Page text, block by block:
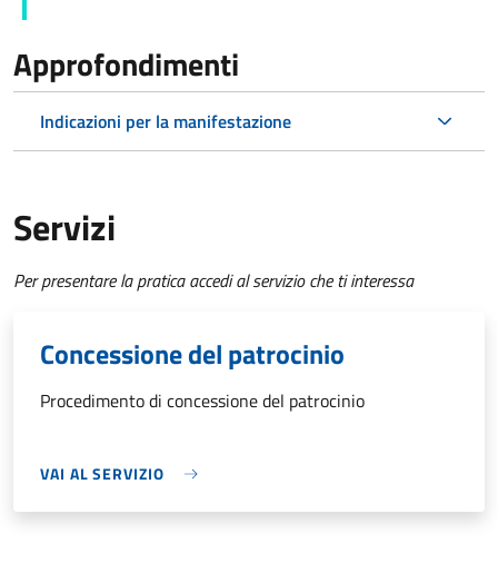
Approfondimenti
Indicazioni per la manifestazione
Servizi
Per presentare la pratica accedi al servizio che ti interessa
Concessione del patrocinio
Procedimento di concessione del patrocinio
VAI AL SERVIZIO